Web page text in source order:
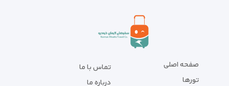
صفحه اصلی
تورها
تماس با ما
درباره ما